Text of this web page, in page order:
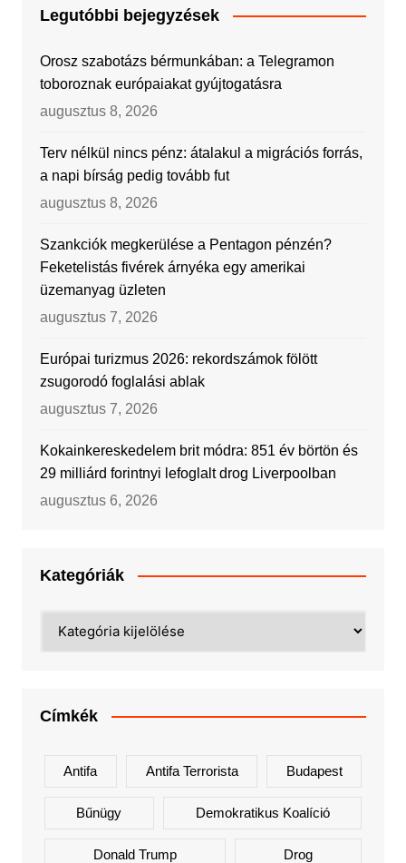
Legutóbbi bejegyzések
Orosz szabotázs bérmunkában: a Telegramon
toboroznak európaiakat gyújtogatásra
augusztus 8, 2026
Terv nélkül nincs pénz: átalakul a migrációs forrás,
a napi bírság pedig tovább fut
augusztus 8, 2026
Szankciók megkerülése a Pentagon pénzén?
Feketelistás fivérek árnyéka egy amerikai
üzemanyag üzleten
augusztus 7, 2026
Európai turizmus 2026: rekordszámok fölött
zsugorodó foglalási ablak
augusztus 7, 2026
Kokainkereskedelem brit módra: 851 év börtön és
29 milliárd forintnyi lefoglalt drog Liverpoolban
augusztus 6, 2026
Kategóriák
Címkék
Antifa Antifa Terrorista Budapest
Bűnügy Demokratikus Koalíció
Donald Trump Drog